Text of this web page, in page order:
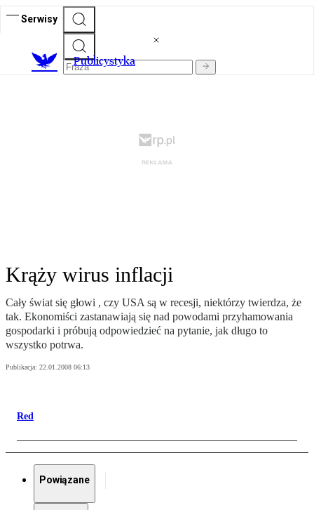
Serwisy
Publicystyka
Krąży wirus inflacji
Cały świat się głowi , czy USA są w recesji, niektórzy twierdza, że
tak. Ekonomiści zastanawiają się nad powodami przyhamowania
gospodarki i próbują odpowiedzieć na pytanie, jak długo to
wszystko potrwa.
Publikacja: 22.01.2008 06:13
Red
Powiązane